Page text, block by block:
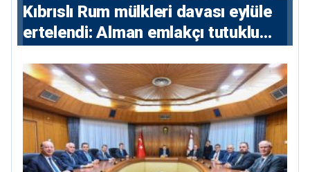
Kıbrıslı Rum mülkleri davası eylüle
ertelendi: Alman emlakçı tutuklu